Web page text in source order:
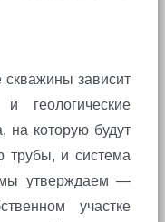
скважины зависит
геологические
на которую будут
трубы, и система
утверждаем —
участке